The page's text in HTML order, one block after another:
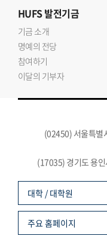
HUFS발전기금
기금 소개
명예의 전당
참여하기
이달의 기부자
(02450) 서울특별
(17035) 경기도 용
대학 / 대학원
주요 홈페이지